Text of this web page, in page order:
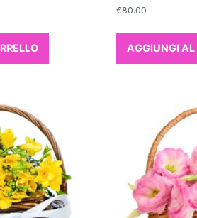
€80.00
AGGIUNGI AL
la
, conosciuta anche
comosum o "pianta ragno",
chi è alle prime armi con il
dell'aria all'interno di un
si distinguono per la loro capacità
l'umidità dell'aria. Tra le più
chiamata "lingua di
e per la capacità di assorbire
Anche ilFicus Benjaminè una